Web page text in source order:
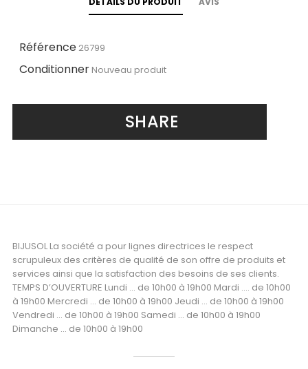
Référence 26799
Conditionner Nouveau produit
SHARE
BIJUSOL La société a pour lignes directrices le respect
scrupuleux des critères de qualité de son offre de produits et
services ainsi que la satisfaction des besoins de ses clients.
TEMPS D’OUVERTURE Lundi ... de 10h00 à 19h00 Mardi .... de 10h00
à 19h00 Mercredi ... de 10h00 à 19h00 Jeudi ... de 10h00 à 19h00
Vendredi ... de 10h00 à 19h00 Samedi ... de 10h00 à 19h00
Dimanche ... de 10h00 à 19h00